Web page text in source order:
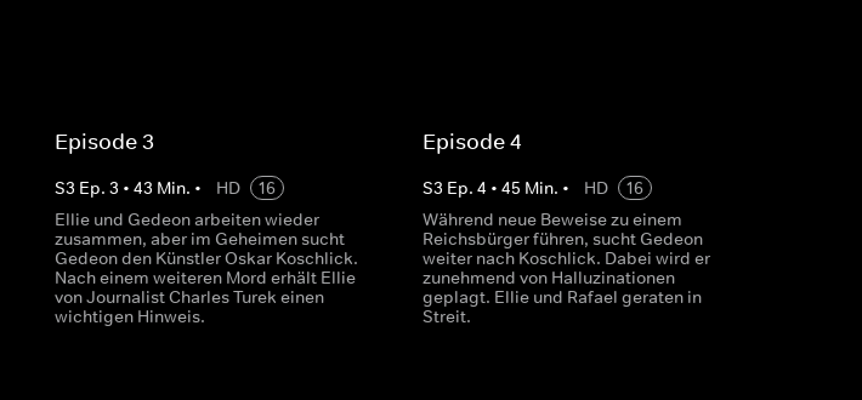
Episode 3
S3 Ep. 3 • 43 Min. • HD
16
Ellie und Gedeon arbeiten wieder
zusammen, aber im Geheimen sucht
Gedeon den Künstler Oskar Koschlick.
Nach einem weiteren Mord erhält Ellie
von Journalist Charles Turek einen
wichtigen Hinweis.
Episode 4
S3 Ep. 4 • 45 Min. • HD
16
Während neue Beweise zu einem
Reichsbürger führen, sucht Gedeon
weiter nach Koschlick. Dabei wird er
zunehmend von Halluzinationen
geplagt. Ellie und Rafael geraten in
Streit.